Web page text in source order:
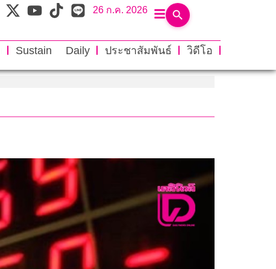
26 ก.ค. 2026
Sustain Daily ประชาสัมพันธ์
วิดีโอ